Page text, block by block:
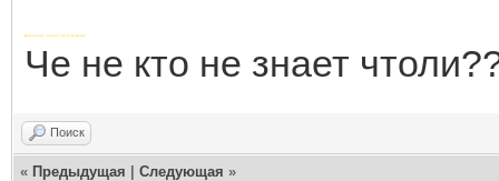
Добавлено через 4 часа 40 минут
Че не кто не знает
Поиск
« Предыдущая Следующая »